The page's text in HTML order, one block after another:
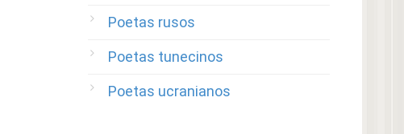
Poetas rusos
Poetas tunecinos
Poetas ucranianos